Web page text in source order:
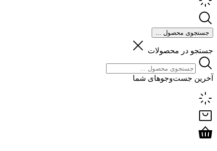
جستجوی محصول ...
جستجو در محصولات
آخرین جست‌وجوهای شما